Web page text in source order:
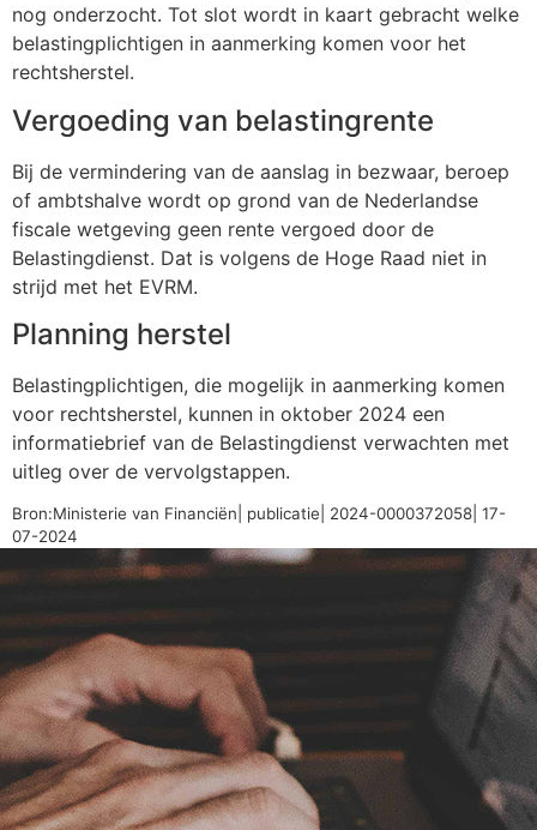
nog onderzocht. Tot slot wordt in kaart gebracht welke
belastingplichtigen in aanmerking komen voor het
rechtsherstel.
Vergoeding van belastingrente
Bij de vermindering van de aanslag in bezwaar, beroep
of ambtshalve wordt op grond van de Nederlandse
fiscale wetgeving geen rente vergoed door de
Belastingdienst. Dat is volgens de Hoge Raad niet in
strijd met het EVRM.
Planning herstel
Belastingplichtigen, die mogelijk in aanmerking komen
voor rechtsherstel, kunnen in oktober 2024 een
informatiebrief van de Belastingdienst verwachten met
uitleg over de vervolgstappen.
Bron:Ministerie van Financiën| publicatie| 2024-0000372058| 17-
07-2024